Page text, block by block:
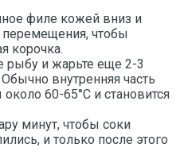
филе кожей вниз и
чтобы
корочка.
рыбу и жарьте еще 2-3
внутренняя часть
60-65°С и становится
минут, чтобы соки
и только после этого